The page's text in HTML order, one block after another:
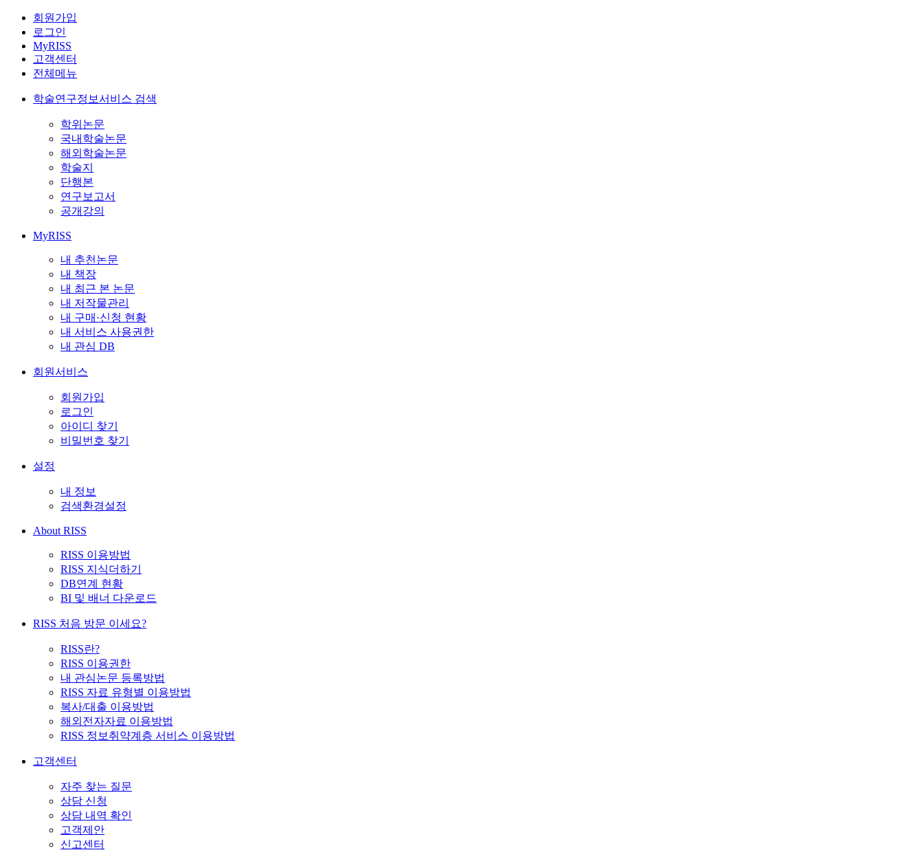
회원가입
로그인
MyRISS
고객센터
전체메뉴
학술연구정보서비스 검색
학위논문
국내학술논문
해외학술논문
학술지
단행본
연구보고서
공개강의
MyRISS
내 추천논문
내 책장
내 최근 본 논문
내 저작물관리
내 구매·신청 현황
내 서비스 사용권한
내 관심 DB
회원서비스
회원가입
로그인
아이디 찾기
비밀번호 찾기
설정
내 정보
검색환경설정
About RISS
RISS 이용방법
RISS 지식더하기
DB연계 현황
BI 및 배너 다운로드
RISS 처음 방문 이세요?
RISS란?
RISS 이용권한
내 관심논문 등록방법
RISS 자료 유형별 이용방법
복사/대출 이용방법
해외전자자료 이용방법
RISS 정보취약계층 서비스 이용방법
고객센터
자주 찾는 질문
상담 신청
상담 내역 확인
고객제안
신고센터